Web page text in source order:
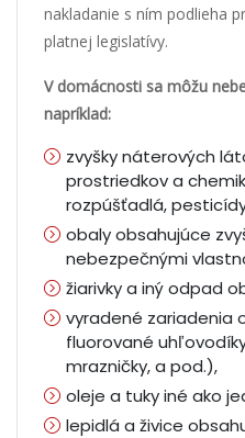
nakladanie s ním podlieha
platnej legislatívy.
V domácnosti sa môžu
napríklad:
zvyšky náterových
prostriedkov a
rozpúšťadlá,
obaly obsahujúce
nebezpečnými
žiarivky a iný odpad
vyradené zariadenia
fluorované
mrazničky, a pod.),
oleje a tuky iné ako
lepidlá a živice